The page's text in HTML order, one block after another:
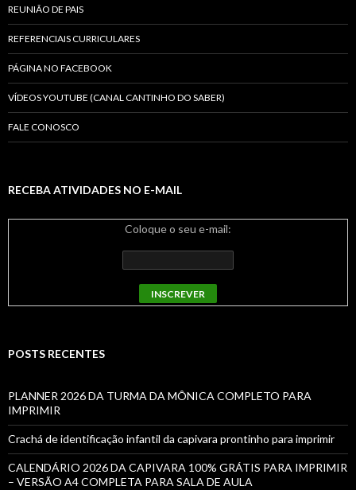
REUNIÃO DE PAIS
REFERENCIAIS CURRICULARES
PÁGINA NO FACEBOOK
VÍDEOS YOUTUBE (CANAL CANTINHO DO SABER)
FALE CONOSCO
RECEBA ATIVIDADES NO E-MAIL
Coloque o seu e-mail:
POSTS RECENTES
PLANNER 2026 DA TURMA DA MÔNICA COMPLETO PARA
IMPRIMIR
Crachá de identificação infantil da capivara prontinho para imprimir
CALENDÁRIO 2026 DA CAPIVARA 100% GRÁTIS PARA IMPRIMIR
– VERSÃO A4 COMPLETA PARA SALA DE AULA